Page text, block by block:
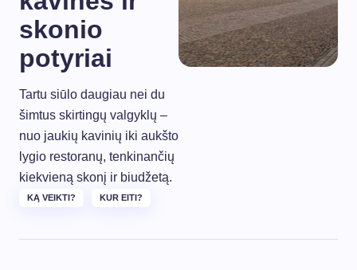
skonio
potyriai
Tartu siūlo daugiau nei du
šimtus skirtingų valgyklų –
nuo jaukių kavinių iki aukšto
lygio restoranų, tenkinančių
kiekvieną skonį ir biudžetą.
KĄ VEIKTI? KUR EITI?